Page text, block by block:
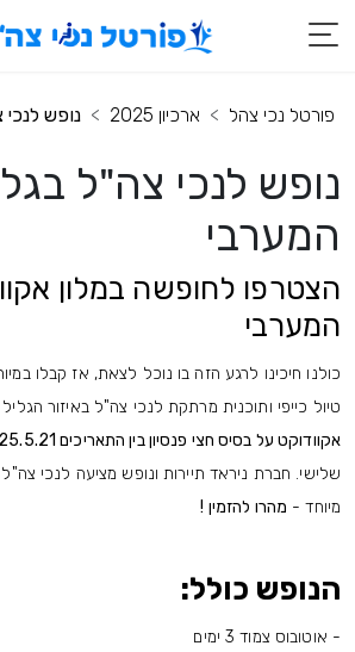
פורטל נכי צהל ארכיון 2025 נופש
נופש לנכי צה"ל
המערבי
הצטרפו לחופשה במלון
המערבי
כולנו חיכינו לרגע הזה בו נוכל לצאת, אז קבלו
טיול כייפי ותוכנית מרתקת לנכי צה"ל באיזור
אקוודוקט על בסיס חצי פנסיון בין התאריכים 23-25.5.21
שלישי. חברת ניראד תיירות ונופש מציעה לנכי
מיוחד - מהרו להזמין !
הנופש כולל:
- אוטובוס צמוד 3 ימים